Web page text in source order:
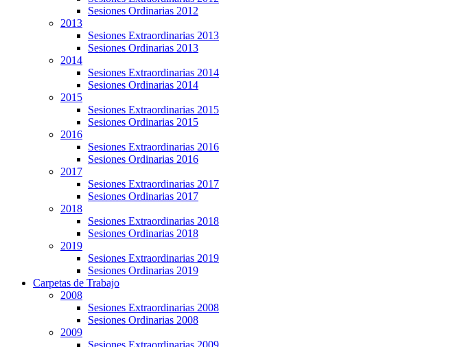
Sesiones Ordinarias 2012
2013
Sesiones Extraordinarias 2013
Sesiones Ordinarias 2013
2014
Sesiones Extraordinarias 2014
Sesiones Ordinarias 2014
2015
Sesiones Extraordinarias 2015
Sesiones Ordinarias 2015
2016
Sesiones Extraordinarias 2016
Sesiones Ordinarias 2016
2017
Sesiones Extraordinarias 2017
Sesiones Ordinarias 2017
2018
Sesiones Extraordinarias 2018
Sesiones Ordinarias 2018
2019
Sesiones Extraordinarias 2019
Sesiones Ordinarias 2019
Carpetas de Trabajo
2008
Sesiones Extraordinarias 2008
Sesiones Ordinarias 2008
2009
Sesiones Extraordinarias 2009